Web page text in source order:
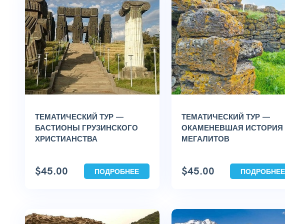
ТЕМАТИЧЕСКИЙ ТУР —
БАСТИОНЫ ГРУЗИНСКОГО
ХРИСТИАНСТВА
$45.00 ПОДРОБНЕЕ
ТЕМАТИЧЕСКИЙ ТУР —
ОКАМЕНЕВШАЯ ИСТОРИЯ
МЕГАЛИТОВ
$45.00 ПОДРОБНЕЕ